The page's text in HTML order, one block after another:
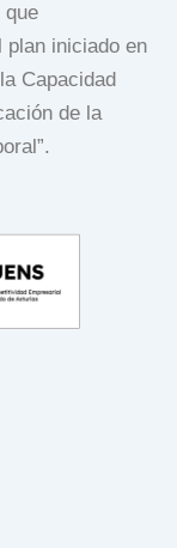
que
plan iniciado en
Capacidad
de la